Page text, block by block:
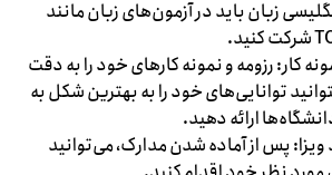
زبان باید در آزمون‌های زبان مانند
کار: رزومه و نمونه کارهای خود را به دقت
توانایی‌های خود را به بهترین شکل به
ارائه دهید.
ویزا: پس از آماده شدن مدارک، می‌توانید